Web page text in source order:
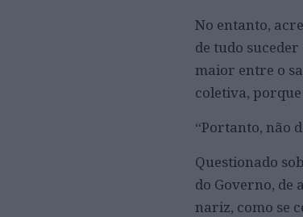
No entanto,
de tudo
maior entre o
coletiva,
“Portanto, não
Questionado
do Governo, de
nariz, como se